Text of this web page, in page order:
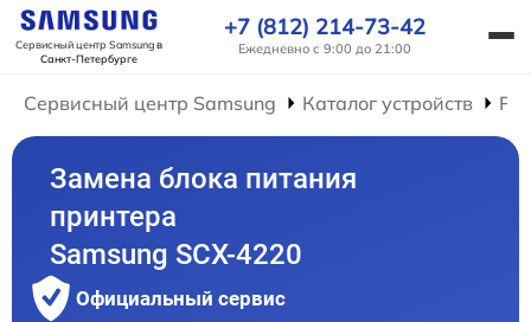
Сервисный центр Samsungв
Санкт-Петербурге
+7 (812) 214-73-42
Ежедневно с 9:00 до 21:00
Сервисный центр Samsung Каталог устройств
Замена блока питания
принтера
Samsung SCX-4220
Официальный сервис